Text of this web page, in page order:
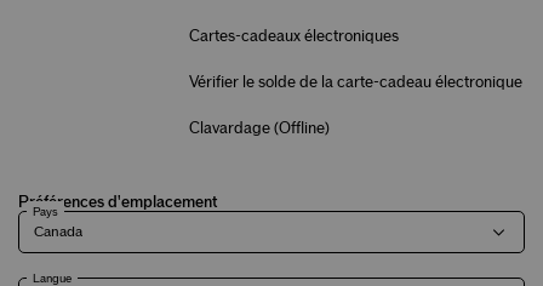
Cartes-cadeaux électroniques
Vérifier le solde de la carte-cadeau électronique
Clavardage (Offline)
Préférences d'emplacement
Pays
Langue